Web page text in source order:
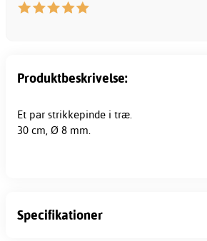
Produktbeskrivelse:
Et par strikkepinde i træ.
30 cm, Ø 8 mm.
Specifikationer